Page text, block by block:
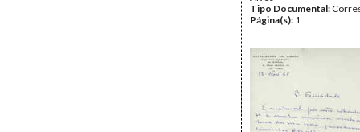
Tipo Documental:
Página(s): 1